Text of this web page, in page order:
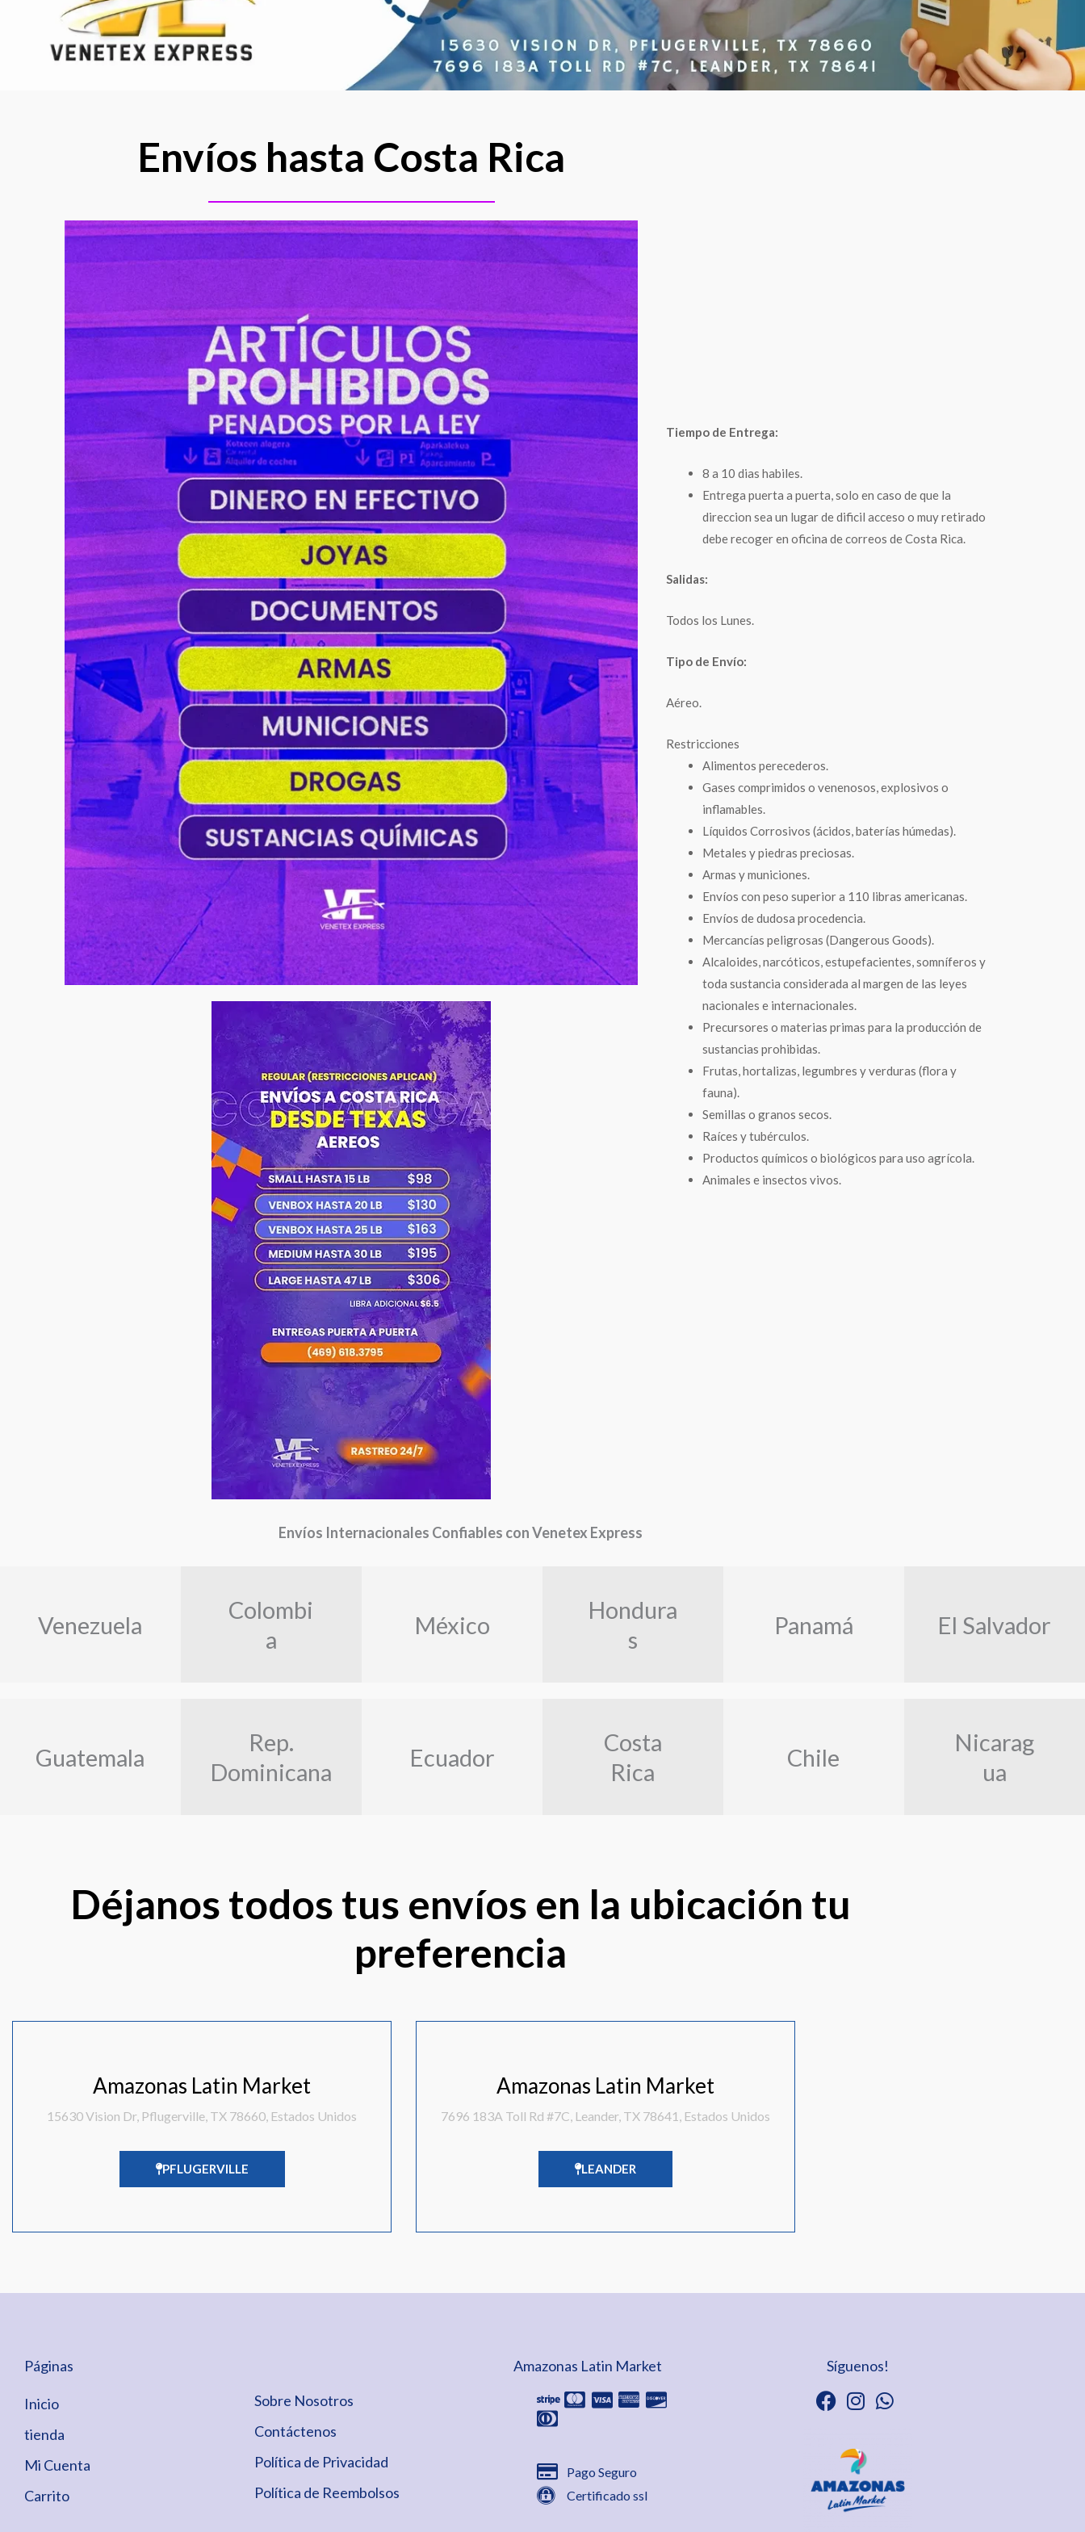
Envíos hasta Costa Rica
Tiempo de Entrega:
8 a 10 dias habiles.
Entrega puerta a puerta, solo en caso de que la
direccion sea un lugar de dificil acceso o muy retirado
debe recoger en oficina de correos de Costa Rica.
Salidas:
Todos los Lunes.
Tipo de Envío:
Aéreo.
Restricciones
Alimentos perecederos.
Gases comprimidos o venenosos, explosivos o
inflamables.
Líquidos Corrosivos (ácidos, baterías húmedas).
Metales y piedras preciosas.
Armas y municiones.
Envíos con peso superior a 110 libras americanas.
Envíos de dudosa procedencia.
Mercancías peligrosas (Dangerous Goods).
Alcaloides, narcóticos, estupefacientes, somníferos y
toda sustancia considerada al margen de las leyes
nacionales e internacionales.
Precursores o materias primas para la producción de
sustancias prohibidas.
Frutas, hortalizas, legumbres y verduras (flora y
fauna).
Semillas o granos secos.
Raíces y tubérculos.
Productos químicos o biológicos para uso agrícola.
Animales e insectos vivos.
Envíos Internacionales Confiables con Venetex Express
Venezuela
Colombi
a
México
Hondura
s
Panamá El Salvador
Guatemala
Rep.
Dominicana
Ecuador
Costa
Rica
Chile
Nicarag
ua
Déjanos todos tus envíos en la ubicación tu
preferencia
Amazonas Latin Market
15630 Vision Dr, Pflugerville, TX 78660, Estados Unidos
PFLUGERVILLE
Amazonas Latin Market
7696 183A Toll Rd #7C, Leander, TX 78641, Estados Unidos
LEANDER
Páginas
Inicio
tienda
Mi Cuenta
Carrito
Sobre Nosotros
Contáctenos
Política de Privacidad
Política de Reembolsos
Amazonas Latin Market
Pago Seguro
Certificado ssl
Síguenos!